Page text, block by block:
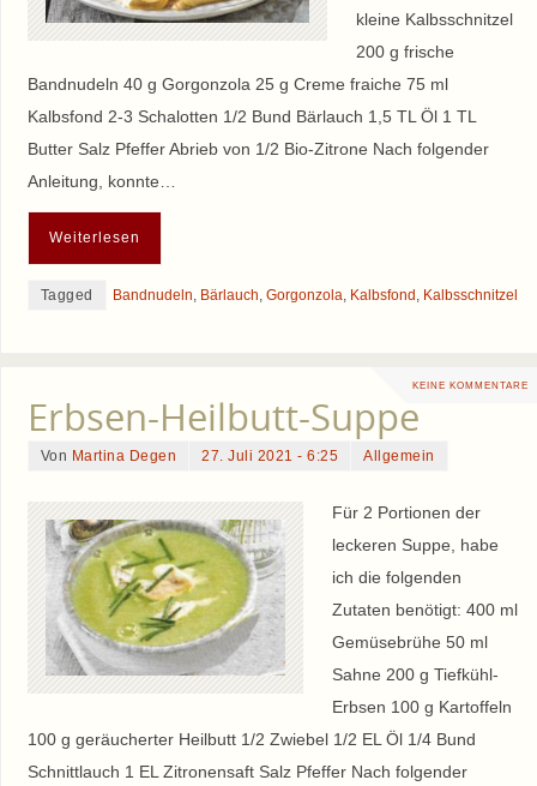
kleine Kalbsschnitzel
200 g frische
Bandnudeln 40 g Gorgonzola 25 g Creme fraiche 75 ml
Kalbsfond 2-3 Schalotten 1/2 Bund Bärlauch 1,5 TL Öl 1 TL
Butter Salz Pfeffer Abrieb von 1/2 Bio-Zitrone Nach folgender
Anleitung, konnte…
Weiterlesen
Tagged Bandnudeln, Bärlauch, Gorgonzola, Kalbsfond , Kalbsschnitzel
KEINE KOMMENTARE
Erbsen-Heilbutt-Suppe
Von Martina Degen 27. Juli 2021 - 6:25 Allgemein
Für 2 Portionen der
leckeren Suppe, habe
ich die folgenden
Zutaten benötigt: 400 ml
Gemüsebrühe 50 ml
Sahne 200 g Tiefkühl-
Erbsen 100 g Kartoffeln
100 g geräucherter Heilbutt 1/2 Zwiebel 1/2 EL Öl 1/4 Bund
Schnittlauch 1 EL Zitronensaft Salz Pfeffer Nach folgender